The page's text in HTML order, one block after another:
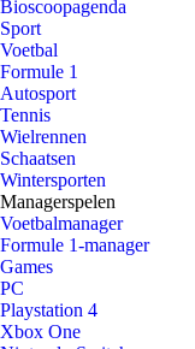
Bioscoopagenda
Sport
Voetbal
Formule 1
Autosport
Tennis
Wielrennen
Schaatsen
Wintersporten
Managerspelen
Voetbalmanager
Formule 1-manager
Games
PC
Playstation 4
Xbox One